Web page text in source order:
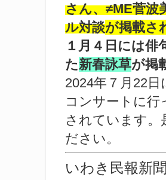
さん、≠ME菅波
ル対談が掲載さ
１月４日には俳
た新春詠草が掲
2024年７月22
コンサートに行
されています。
ださい。
いわき民報新